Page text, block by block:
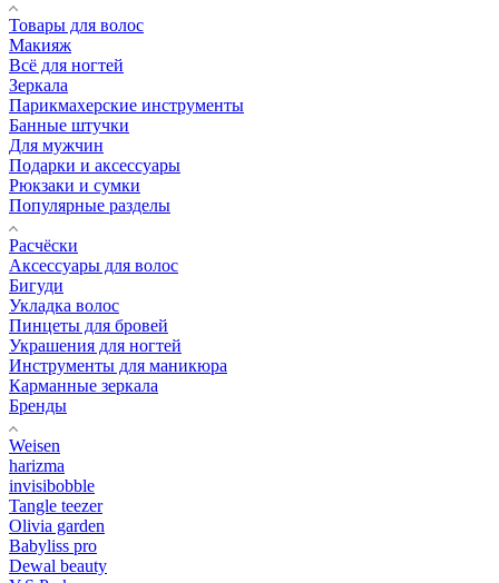
Товары для волос
Макияж
Всё для ногтей
Зеркала
Парикмахерские инструменты
Банные штучки
Для мужчин
Подарки и аксессуары
Рюкзаки и сумки
Популярные разделы
Расчёски
Аксессуары для волос
Бигуди
Укладка волос
Пинцеты для бровей
Украшения для ногтей
Инструменты для маникюра
Карманные зеркала
Бренды
Weisen
harizma
invisibobble
Tangle teezer
Olivia garden
Babyliss pro
Dewal beauty